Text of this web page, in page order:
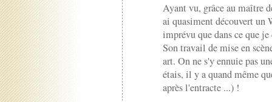
Ayant vu, grâce au maître
ai quasiment découvert un
imprévu que dans ce que
Son travail de mise en
art. On ne s'y ennuie pas
étais, il y a quand même
après l'entracte ...) !